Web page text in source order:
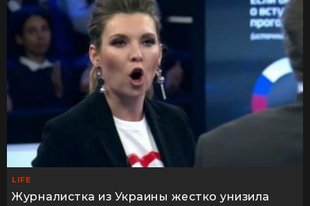
LIFE
Журналистка из Украины жестко унизила